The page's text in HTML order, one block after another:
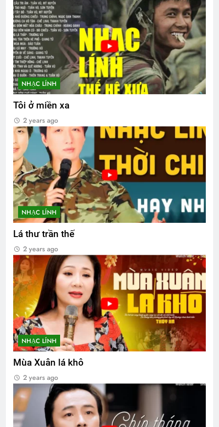
NHẠC LÍNH
Tôi ở miền xa
2 years ago
NHẠC LÍNH
Lá thư trần thế
2 years ago
NHẠC LÍNH
Mùa Xuân lá khô
2 years ago